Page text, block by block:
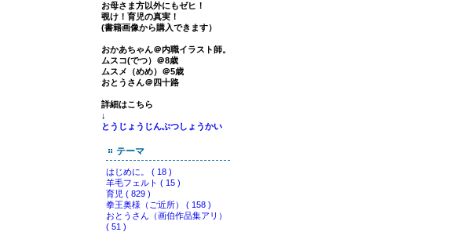
お母さま方以外にもゼヒ！
覗け！育児の真実！
(書籍画像から購入できます）
おかあちゃん＠内職イラスト師。
ムスコ(でつ）＠8歳
ムスメ（めめ）＠5歳
おとうさん＠四十路
詳細はこちら
↓
とうじょうじんぶつしょうかい
テーマ
はじめに。 ( 18 )
羊毛フェルト ( 15 )
育児 ( 829 )
拳王奥様（ご近所） ( 158 )
おとうさん（画伯作品集アリ）
( 51 )